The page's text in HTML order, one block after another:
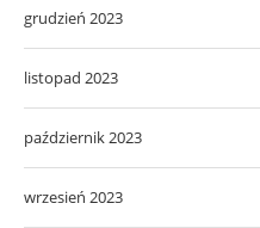
grudzień 2023
listopad 2023
październik 2023
wrzesień 2023